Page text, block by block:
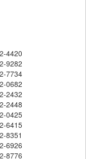
4420
9282
7734
0682
2432
2448
0425
6415
8351
6926
8776